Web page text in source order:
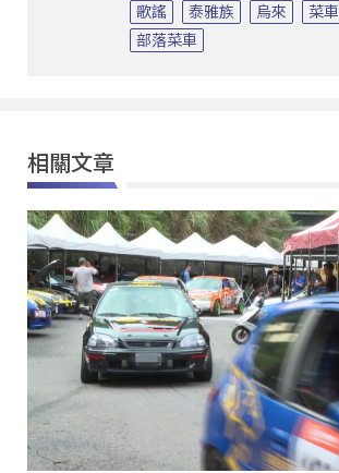
歌謠
泰雅族 烏來
菜車
部落菜車
相關文章